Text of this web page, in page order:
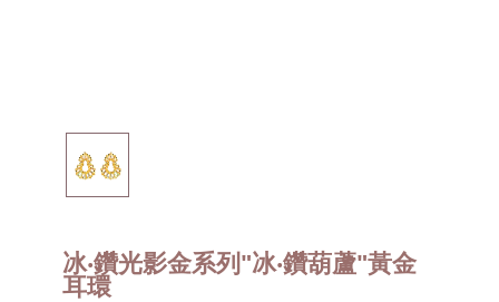
冰‧鑽光影金系列"冰‧鑽葫蘆"黃金
耳環